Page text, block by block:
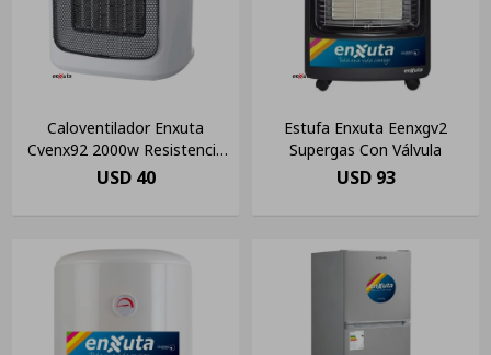
Caloventilador Enxuta
Cvenx92 2000w Resistencia
Ceramica Amv Color Blanco
USD 40
Estufa Enxuta Eenxgv2
Supergas Con Válvula
USD 93